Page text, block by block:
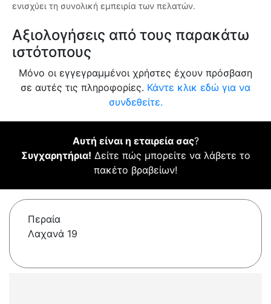
ενισχύει τη συνολική εμπειρία των πελατών.
Αξιολογήσεις από τους παρακάτω
ιστότοπους
Μόνο οι εγγεγραμμένοι χρήστες έχουν πρόσβαση
σε αυτές τις πληροφορίες. Κάντε κλικ εδώ για να
συνδεθείτε.
Αυτή είναι η εταιρεία σας?
Συγχαρητήρια! Δείτε πώς μπορείτε να λάβετε το
πακέτο βραβείων!
Περαία
Λαχανά 19